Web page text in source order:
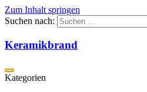
Zum Inhalt springen
Suchen nach:
Keramikbrand